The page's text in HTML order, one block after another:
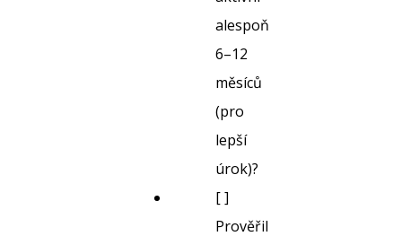
alespoň
6–12
měsíců
(pro
lepší
úrok)?
[ ]
Prověřil